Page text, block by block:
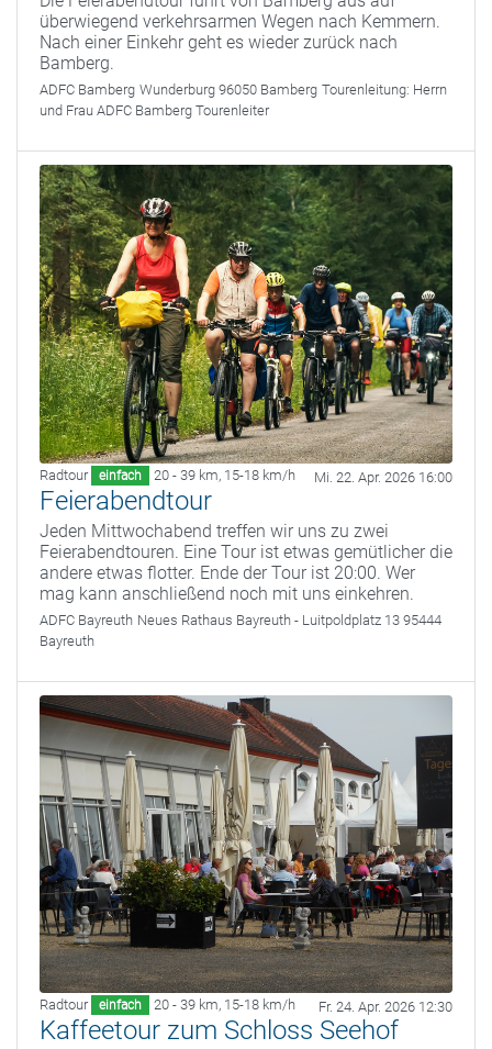
überwiegend verkehrsarmen Wegen nach Kemmern.
Nach einer Einkehr geht es wieder zurück nach
Bamberg.
ADFC Bamberg Wunderburg 96050 Bamberg Tourenleitung: Herrn
und Frau ADFC Bamberg Tourenleiter
Radtour einfach 20 - 39 km, 15-18 km/h Mi. 22. Apr. 2026 16:00
Feierabendtour
Jeden Mittwochabend treffen wir uns zu zwei
Feierabendtouren. Eine Tour ist etwas gemütlicher die
andere etwas flotter. Ende der Tour ist 20:00. Wer
mag kann anschließend noch mit uns einkehren.
ADFC Bayreuth Neues Rathaus Bayreuth - Luitpoldplatz 13 95444
Bayreuth
Radtour einfach 20 - 39 km, 15-18 km/h Fr. 24. Apr. 2026 12:30
Kaffeetour zum Schloss Seehof